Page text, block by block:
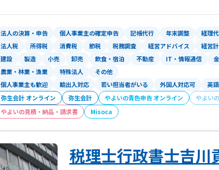
法人の決算・申告 個人事業主の確定申告 記帳代行 年末調整 経理
法人税
所得税 消費税 節税 税務調査 経営アドバイス 経営
建設 製造 小売 卸売 飲食・宿泊 不動産 IT・情報通信
農業・林業・漁業
特殊法人 その他
個人事業主も歓迎 輸出入対応 若い担当者がいる 外国人対応可 英
弥生会計 オンライン 弥生会計 やよいの青色申告 オンライン やよい
やよいの見積・納品・請求書
Misoca
税理士行政書士吉川